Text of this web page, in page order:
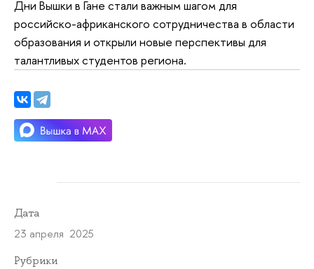
Дни Вышки в Гане стали важным шагом для
российско-африканского сотрудничества в области
образования и открыли новые перспективы для
талантливых студентов региона.
Дата
23 апреля 2025
Рубрики